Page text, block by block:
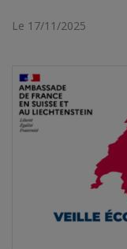
Le 17/11/2025